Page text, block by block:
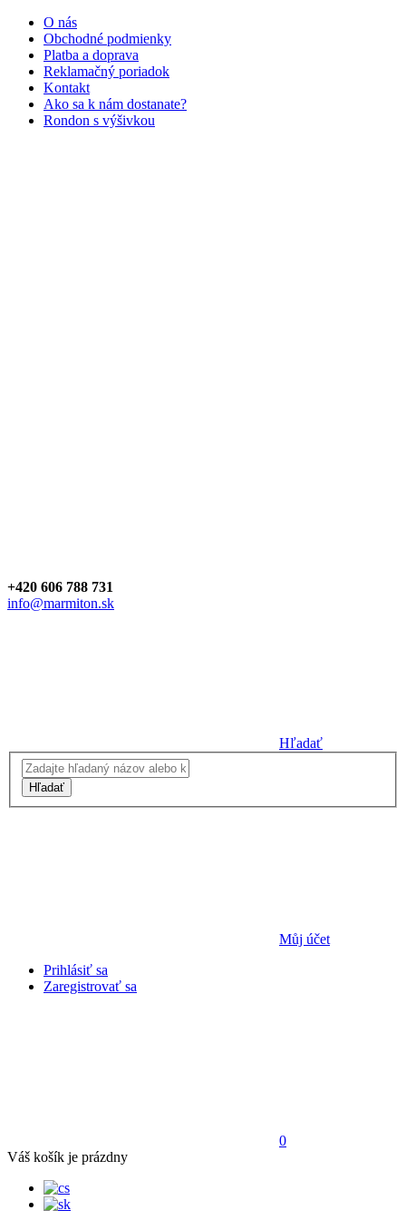
O nás
Obchodné podmienky
Platba a doprava
Reklamačný poriadok
Kontakt
Ako sa k nám dostanate?
Rondon s výšivkou
+420 606 788 731
info@marmiton.sk
Hľadať
Hľadať
Můj účet
Prihlásiť sa
Zaregistrovať sa
0
Váš košík je prázdny